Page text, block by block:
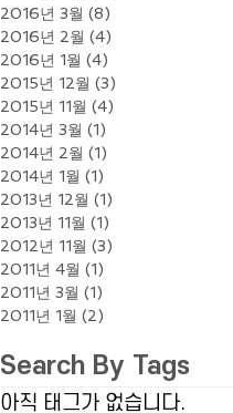
2016년 3월 (8)
2016년 2월 (4)
2016년 1월 (4)
2015년 12월 (3)
2015년 11월 (4)
2014년 3월 (1)
2014년 2월 (1)
2014년 1월 (1)
2013년 12월 (1)
2013년 11월 (1)
2012년 11월 (3)
2011년 4월 (1)
2011년 3월 (1)
2011년 1월 (2)
Search By Tags
아직 태그가 없습니다.